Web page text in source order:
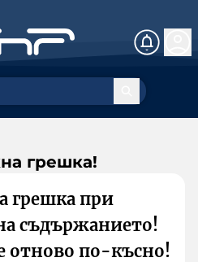
грешка!
грешка при
съдържанието!
отново по-късно!